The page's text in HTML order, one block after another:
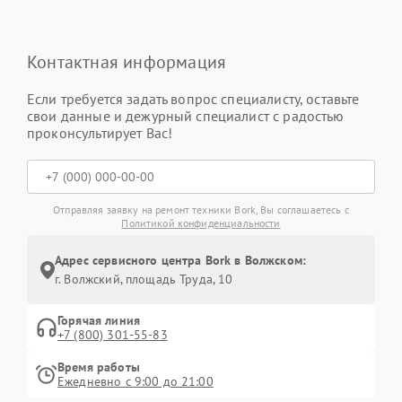
Контактная информация
Если требуется задать вопрос специалисту, оставьте
свои данные и дежурный специалист с радостью
проконсультирует Вас!
Отправляя заявку на ремонт техники Bork, Вы соглашаетесь с
Политикой конфиденциальности
Адрес сервисного центра Bork в Волжском:
г. Волжский, площадь Труда, 10
Горячая линия
+7 (800) 301-55-83
Время работы
Ежедневно с 9:00 до 21:00